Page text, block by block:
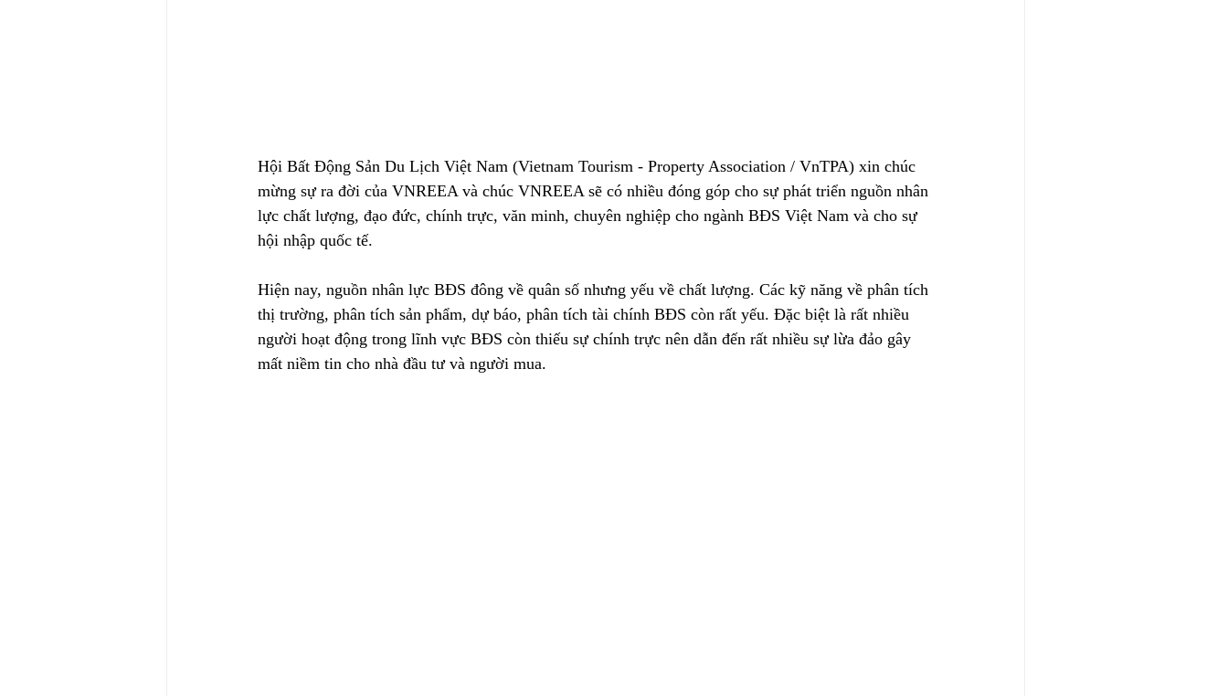
Hội Bất Động Sản Du Lịch Việt Nam (Vietnam Tourism - Property Association / VnTPA) xin chúc
mừng sự ra đời của VNREEA và chúc VNREEA sẽ có nhiều đóng góp cho sự phát triển nguồn nhân
lực chất lượng, đạo đức, chính trực, văn minh, chuyên nghiệp cho ngành BĐS Việt Nam và cho sự
hội nhập quốc tế.
Hiện nay, nguồn nhân lực BĐS đông về quân số nhưng yếu về chất lượng. Các kỹ năng về phân tích
thị trường, phân tích sản phẩm, dự báo, phân tích tài chính BĐS còn rất yếu. Đặc biệt là rất nhiều
người hoạt động trong lĩnh vực BĐS còn thiếu sự chính trực nên dẫn đến rất nhiều sự lừa đảo gây
mất niềm tin cho nhà đầu tư và người mua.